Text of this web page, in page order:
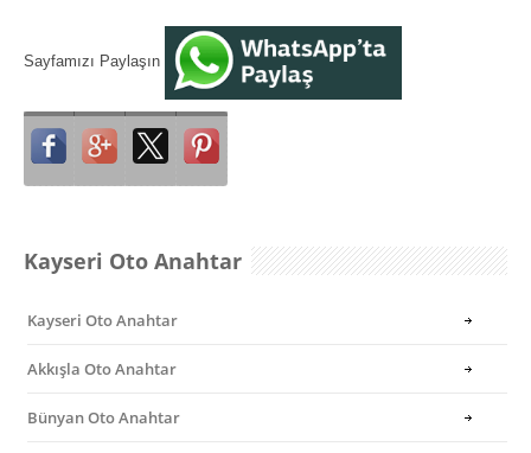
Sayfamızı Paylaşın
Kayseri Oto Anahtar
Kayseri Oto Anahtar
Akkışla Oto Anahtar
Bünyan Oto Anahtar